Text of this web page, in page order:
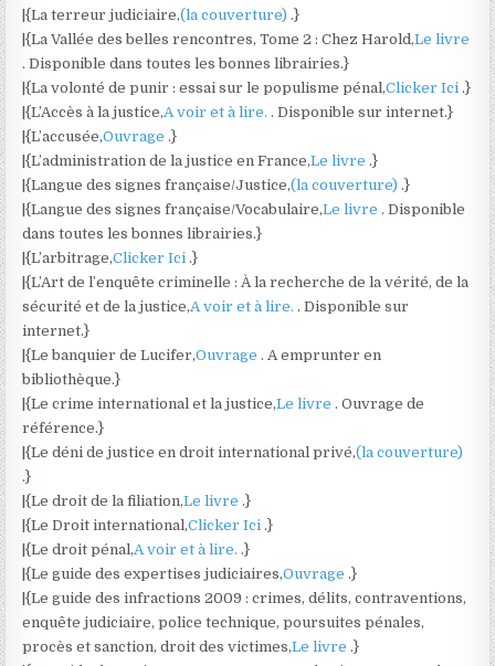
|{La terreur judiciaire,(la couverture).}
|{La Vallée des belles rencontres, Tome 2 : Chez Harold,Le livre
. Disponible dans toutes les bonnes librairies.}
|{La volonté de punir : essai sur le populisme pénal,Clicker Ici.}
|{L’Accès à la justice,A voir et à lire.. Disponible sur internet.}
|{L’accusée,Ouvrage.}
|{L’administration de la justice en France,Le livre.}
|{Langue des signes française/Justice,(la couverture).}
|{Langue des signes française/Vocabulaire,Le livre. Disponible
dans toutes les bonnes librairies.}
|{L’arbitrage,Clicker Ici.}
|{L’Art de l’enquête criminelle : À la recherche de la vérité, de la
sécurité et de la justice,A voir et à lire.. Disponible sur
internet.}
|{Le banquier de Lucifer,Ouvrage. A emprunter en
bibliothèque.}
|{Le crime international et la justice,Le livre. Ouvrage de
référence.}
|{Le déni de justice en droit international privé,(la couverture)
.}
|{Le droit de la filiation,Le livre.}
|{Le Droit international,Clicker Ici.}
|{Le droit pénal,A voir et à lire..}
|{Le guide des expertises judiciaires,Ouvrage.}
|{Le guide des infractions 2009 : crimes, délits, contraventions,
enquête judiciaire, police technique, poursuites pénales,
procès et sanction, droit des victimes,Le livre.}